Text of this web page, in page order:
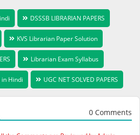
DSSSB LIBRARIAN PAPERS
KVS Librarian Paper Solution
Librarian Exam Syllabus
Hindi UGC NET SOLVED PAPERS
0 Comments